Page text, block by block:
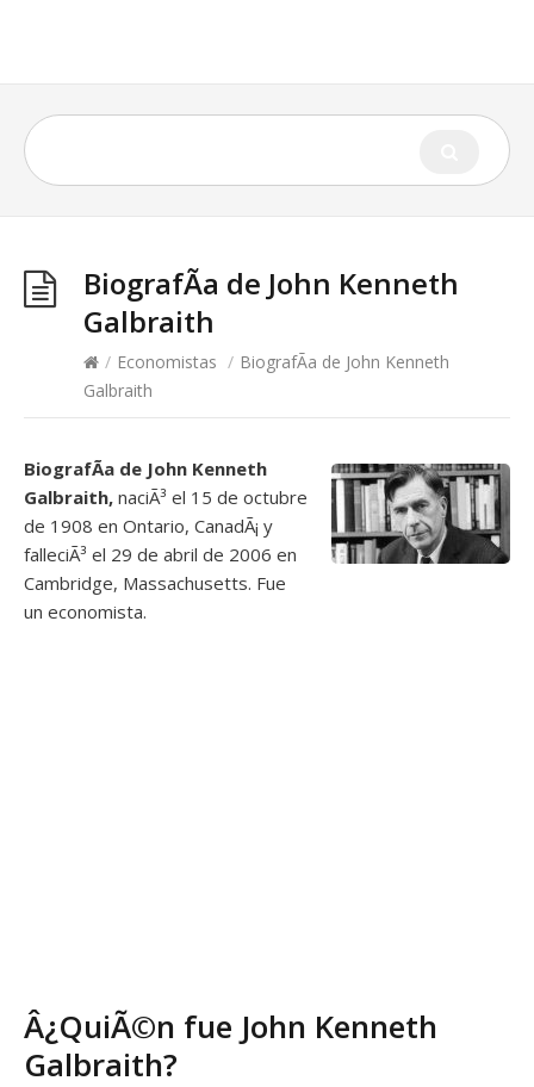
BiografÃ­a de John Kenneth
Galbraith
/ Economistas / BiografÃ­a de John Kenneth
Galbraith
BiografÃ­a de John Kenneth
Galbraith, naciÃ³ el 15 de octubre
de 1908 en Ontario, CanadÃ¡ y
falleciÃ³ el 29 de abril de 2006 en
Cambridge, Massachusetts. Fue
un economista.
Â¿QuiÃ©n fue John Kenneth
Galbraith?